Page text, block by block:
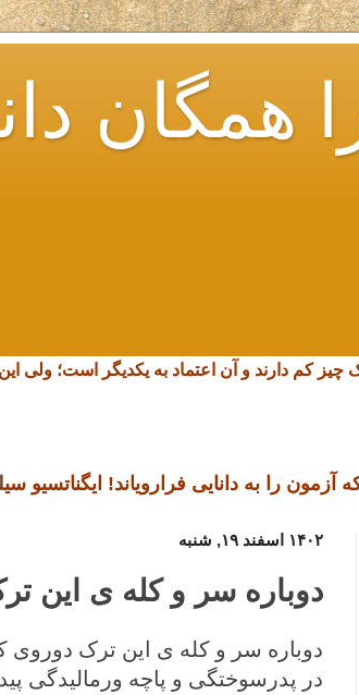
همگان
کم دارند و آن اعتماد به یکدیگر است؛
آزمون را به دانایی فرارویاند! ایگناتسیو
۱۴۰۲ اسفند ۱۹, شنبه
دوباره سر و کله ی این
دوباره سر و کله ی این ترک دوروی
در پدرسوختگی و پاچه ورمالیدگی